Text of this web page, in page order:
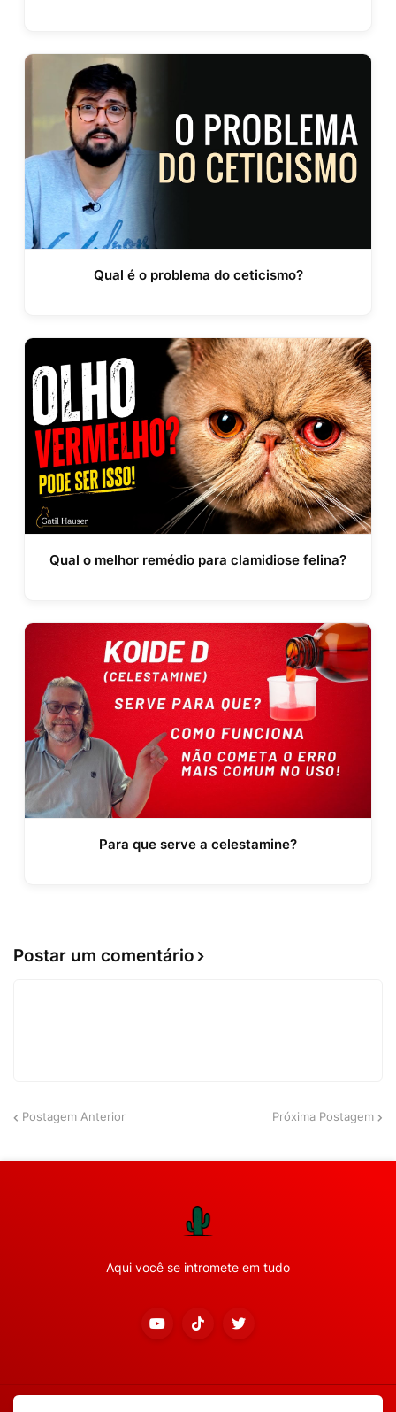
Qual é o problema do ceticismo?
Qual o melhor remédio para clamidiose felina?
Para que serve a celestamine?
Postar um comentário
Postagem Anterior Próxima Postagem
Aqui você se intromete em tudo